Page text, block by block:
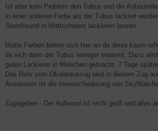
Ist aber kein Problem den Tubus und die
in einer anderen Farbe als der Tubus lackiert
Sternfreund in Mattschwarz lackieren lassen.
Matte Farben bieten sich hier an da diese kaum
da sich dann der Tubus weniger erwärmt. Dazu
guten Lackierer in München gebracht. 7 Tage
Das Rohr vom Okularauszug wird in diesem Zug
Ansonsten ist die Innenschwärzung von
Zugegeben - Der Aufwand ist recht groß und alles